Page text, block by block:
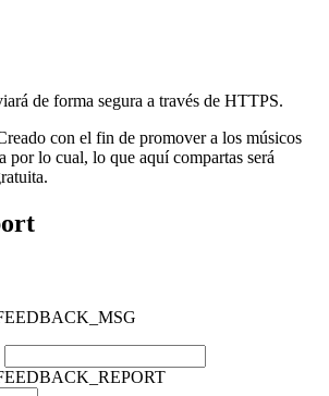
de forma segura a través de HTTPS.
con el fin de promover a los músicos
por lo cual, lo que aquí compartas será